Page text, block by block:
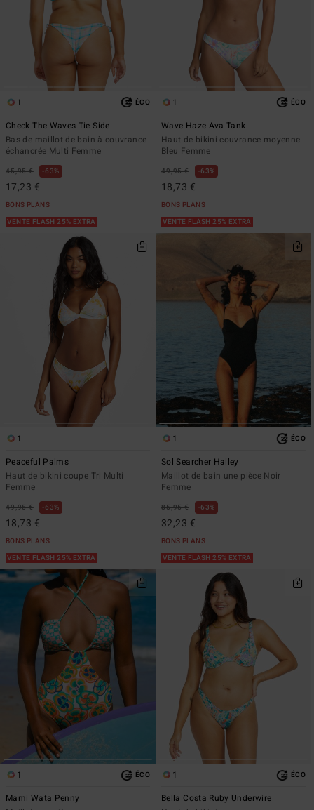
1 ÉCO
Check The Waves Tie Side
Bas de maillot de bain à couvrance
échancrée Multi Femme
45,95 € 63%
17,23 €
BONS PLANS
VENTE FLASH 25% EXTRA
1 ÉCO
Wave Haze Ava Tank
Haut de bikini couvrance moyenne
Bleu Femme
49,95 € 63%
18,73 €
BONS PLANS
VENTE FLASH 25% EXTRA
1
Peaceful Palms
Haut de bikini coupe Tri Multi
Femme
49,95 € 63%
18,73 €
BONS PLANS
VENTE FLASH 25% EXTRA
1 ÉCO
Sol Searcher Hailey
Maillot de bain une pièce Noir
Femme
85,95 € 63%
32,23 €
BONS PLANS
VENTE FLASH 25% EXTRA
1 ÉCO
Mami Wata Penny
1 ÉCO
Bella Costa Ruby Underwire